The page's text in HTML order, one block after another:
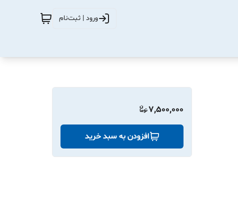
ورود | ثبت‌نام
7,500,000
افزودن به سبد خرید